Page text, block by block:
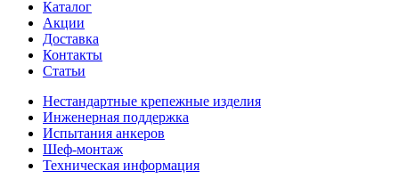
Каталог
Акции
Доставка
Контакты
Статьи
Нестандартные крепежные изделия
Инженерная поддержка
Испытания анкеров
Шеф-монтаж
Техническая информация